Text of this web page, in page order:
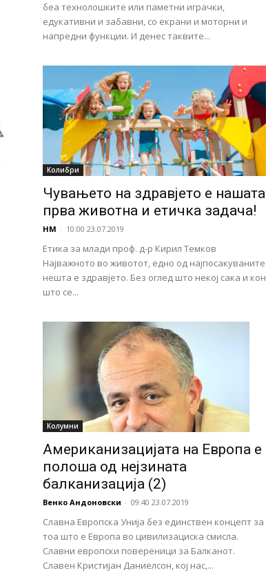
беа технолошките или паметни играчки,
едукативни и забавни, со екрани и моторни и
напредни функции. И денес таквите...
Колибри
Чувањето на здравјето е нашата
прва животна и етичка задача!
НМ - 10:00 23.07.2019
Етика за млади проф. д-р Кирил Темков
Најважното во животот, едно од најпосакуваните
нешта е здравјето. Без оглед што некој сака и кон
што се...
Колумни
Американизацијата на Европа е
полоша од нејзината
балканизација (2)
Венко Андоновски - 09:40 23.07.2019
Славна Европска Унија без единствен концепт за
тоа што е Европа во цивилизациска смисла.
Славни европски повереници за Балканот.
Славен Кристијан Даниелсон, кој нас,...